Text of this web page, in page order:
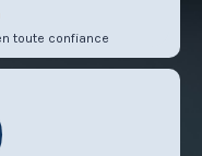
toute confiance